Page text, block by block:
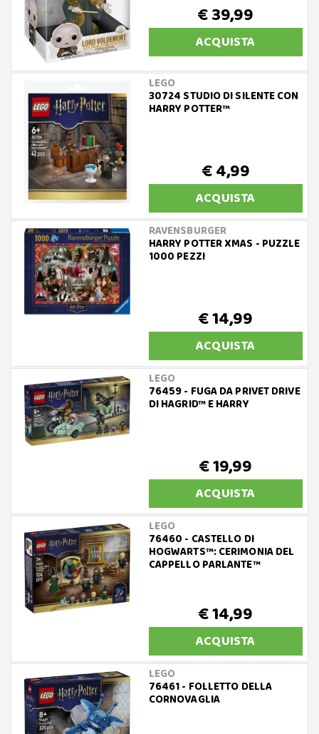
€ 39,99
ACQUISTA
LEGO
30724 STUDIO DI SILENTE CON
HARRY POTTER™
€ 4,99
ACQUISTA
RAVENSBURGER
HARRY POTTER XMAS - PUZZLE
1000 PEZZI
€ 14,99
ACQUISTA
LEGO
76459 - FUGA DA PRIVET DRIVE
DI HAGRID™ E HARRY
€ 19,99
ACQUISTA
LEGO
76460 - CASTELLO DI
HOGWARTS™: CERIMONIA DEL
CAPPELLO PARLANTE™
€ 14,99
ACQUISTA
LEGO
76461 - FOLLETTO DELLA
CORNOVAGLIA